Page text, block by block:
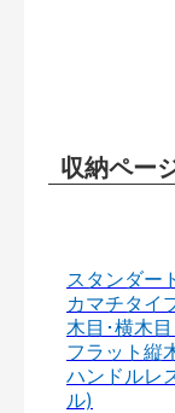
収納ペー
スタンダー
カマチタイ
木目･横木
フラット縦
ハンドルレ
ル)